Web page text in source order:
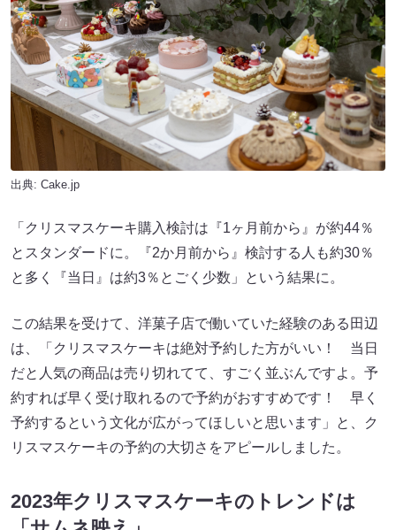
出典: Cake.jp
「クリスマスケーキ購入検討は『1ヶ月前から』が約44％
とスタンダードに。『2か月前から』検討する人も約30％
と多く『当日』は約3％とごく少数」という結果に。
この結果を受けて、洋菓子店で働いていた経験のある田辺
は、「クリスマスケーキは絶対予約した方がいい！ 当日
だと人気の商品は売り切れてて、すごく並ぶんですよ。予
約すれば早く受け取れるので予約がおすすめです！ 早く
予約するという文化が広がってほしいと思います」と、ク
リスマスケーキの予約の大切さをアピールしました。
2023年クリスマスケーキのトレンドは